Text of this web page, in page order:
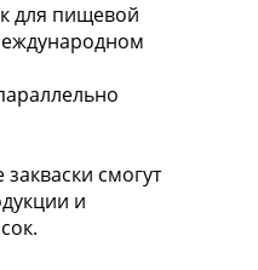
для пищевой
смогут
и